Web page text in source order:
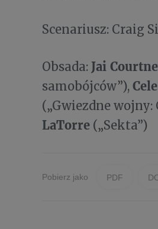
Scenariusz: Craig
Obsada: Jai
samobójców”),
(„Gwiezdne
LaTorre („Sekta”)
Pobierz jako PDF